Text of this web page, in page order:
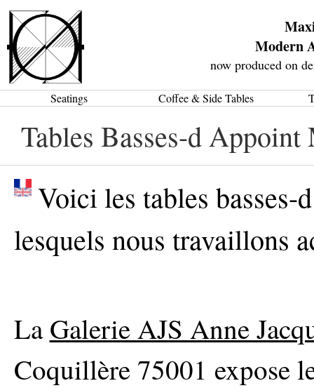
Modern
now produced on
Seatings Coffee & Side Tables
Tables Basses-d
Voici les tables
lesquels nous travaillons
LaGalerie AJS Anne
Coquillère 75001 expose